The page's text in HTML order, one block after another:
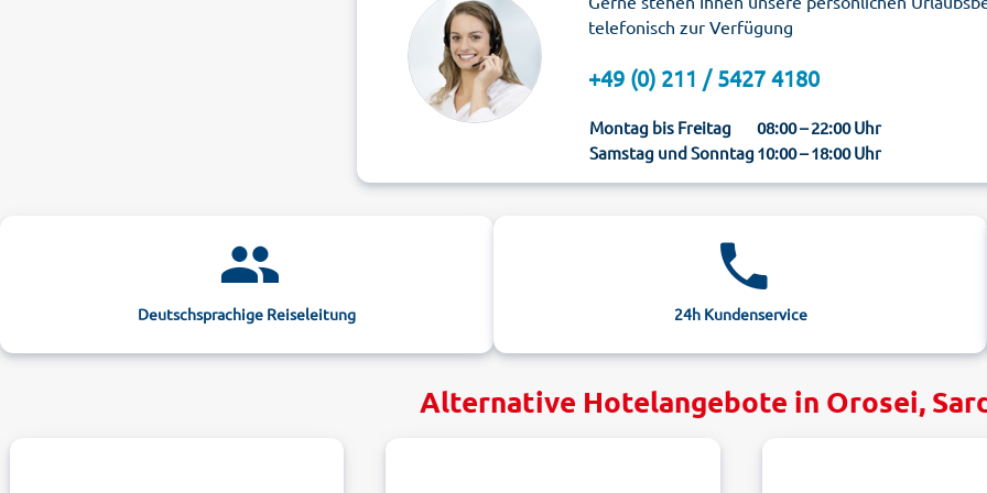
telefonisch zur Verfügung
+49 (0) 211 / 5427 4180
Montag bis Freitag
08:00 – 22:00 Uhr
Samstag und Sonntag10:00 – 18:00 Uhr
Deutschsprachige Reiseleitung 24h Kundenservice
Alternative Hotelangebote in Orosei,